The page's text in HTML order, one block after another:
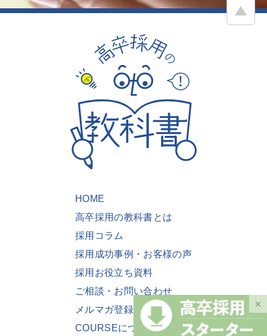
HOME
高卒採用の教科書とは
採用コラム
採用成功事例・お客様の声
採用お役立ち資料
ご相談・お問い合わせ
メルマガ登録
COURSEについて
×